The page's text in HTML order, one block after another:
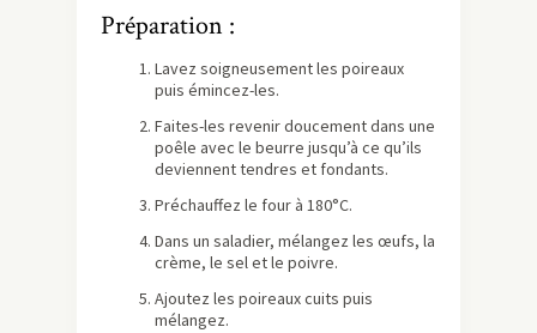
Préparation :
Lavez soigneusement les poireaux
puis émincez-les.
Faites-les revenir doucement dans une
poêle avec le beurre jusqu’à ce qu’ils
deviennent tendres et fondants.
Préchauffez le four à 180°C.
Dans un saladier, mélangez les œufs, la
crème, le sel et le poivre.
Ajoutez les poireaux cuits puis
mélangez.